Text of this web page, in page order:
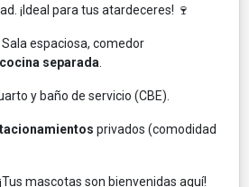
¡Ideal para tus atardeceres! 🍷
Sala espaciosa, comedor
cocina separada
y baño de servicio (CBE).
privados (comodidad
mascotas son bienvenidas aquí!